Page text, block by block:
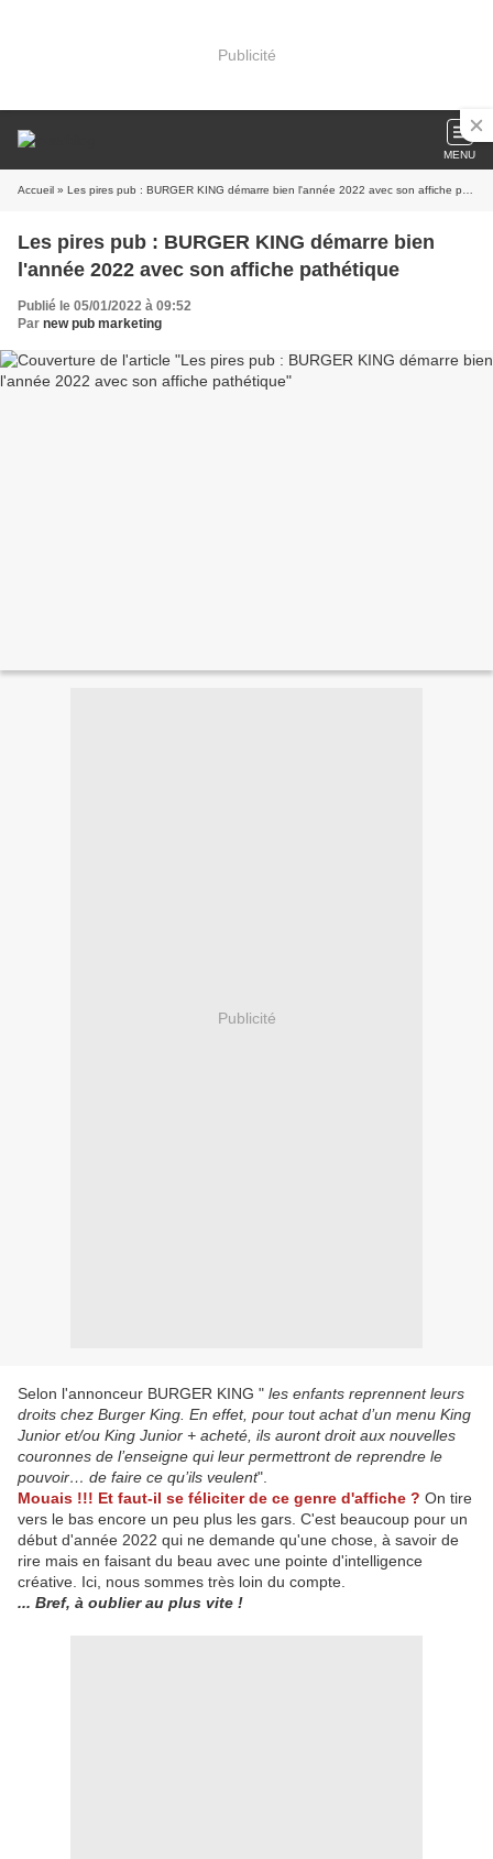
Publicité
MENU
Accueil » Les pires pub : BURGER KING démarre bien l'année 2022 avec son affiche pathétique
Les pires pub : BURGER KING démarre bien
l'année 2022 avec son affiche pathétique
Publié le 05/01/2022 à 09:52
Par new pub marketing
Publicité
Selon l'annonceur BURGER KING " les enfants reprennent leurs
droits chez Burger King. En effet, pour tout achat d’un menu King
Junior et/ou King Junior + acheté, ils auront droit aux nouvelles
couronnes de l’enseigne qui leur permettront de reprendre le
pouvoir… de faire ce qu’ils veulent".
Mouais !!! Et faut-il se féliciter de ce genre d'affiche ? On tire
vers le bas encore un peu plus les gars. C'est beaucoup pour un
début d'année 2022 qui ne demande qu'une chose, à savoir de
rire mais en faisant du beau avec une pointe d'intelligence
créative. Ici, nous sommes très loin du compte.
... Bref, à oublier au plus vite !